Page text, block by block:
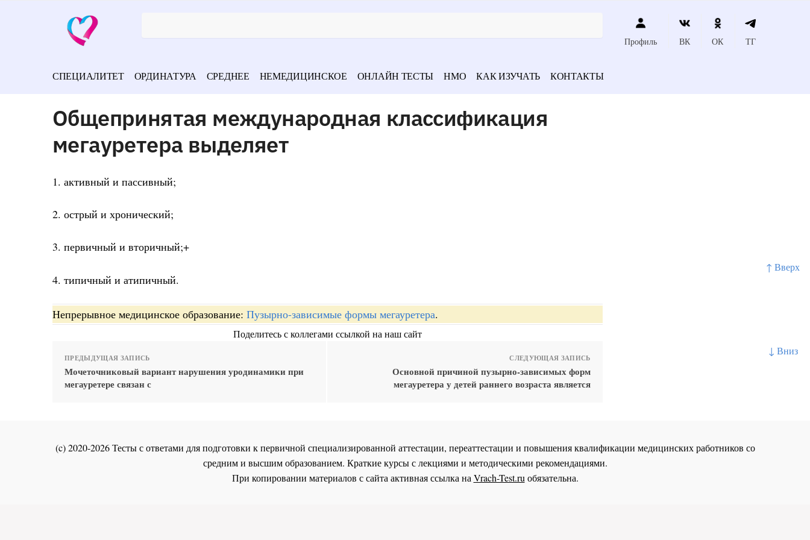
↑ Вверх
↓ Вниз
Профиль ВК ОК ТГ
СПЕЦИАЛИТЕТ ОРДИНАТУРА СРЕДНЕЕ НЕМЕДИЦИНСКОЕ ОНЛАЙН ТЕСТЫ НМО КАК ИЗУЧАТЬ КОНТАКТЫ
Общепринятая международная классификация
мегауретера выделяет
1. активный и пассивный;
2. острый и хронический;
3. первичный и вторичный;+
4. типичный и атипичный.
Непрерывное медицинское образование: Пузырно-зависимые формы мегауретера.
Поделитесь с коллегами ссылкой на наш сайт
ПРЕДЫДУЩАЯ ЗАПИСЬ
Мочеточниковый вариант нарушения уродинамики при
мегауретере связан с
СЛЕДУЮЩАЯ ЗАПИСЬ
Основной причиной пузырно-зависимых форм
мегауретера у детей раннего возраста является
(c) 2020-2026 Тесты с ответами для подготовки к первичной специализированной аттестации, переаттестации и повышения квалификации медицинских работников со
средним и высшим образованием. Краткие курсы с лекциями и методическими рекомендациями.
При копировании материалов с сайта активная ссылка наVrach-Test.ruобязательна.